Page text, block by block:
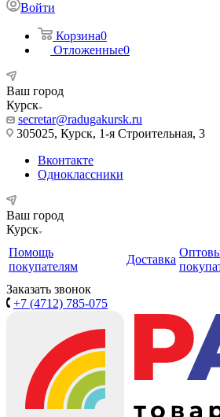
Войти
Корзина0
Отложенные0
Ваш город
Курск
secretar@radugakursk.ru
305025, Курск, 1-я Строительная, 3
Вконтакте
Одноклассники
Ваш город
Курск
Помощь
покупателям
Доставка
Заказать звонок
+7 (4712) 785-075